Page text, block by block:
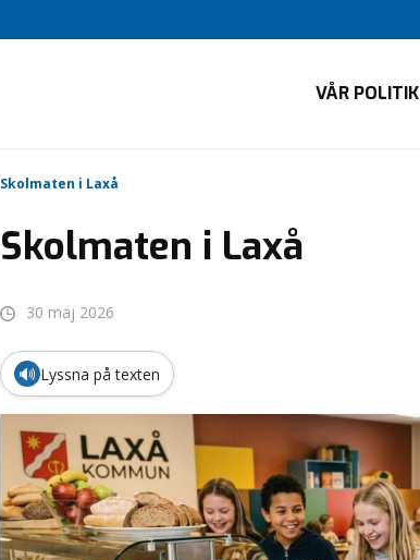
VÅR POLITIK
Skolmaten i Laxå
Skolmaten i Laxå
30 maj 2026
🔊 Lyssna på texten